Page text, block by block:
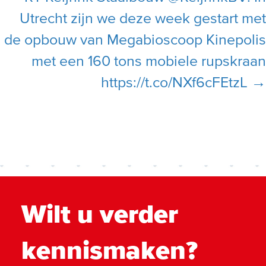
Utrecht zijn we deze week gestart met
de opbouw van Megabioscoop Kinepolis
met een 160 tons mobiele rupskraan
https://t.co/NXf6cFEtzL →
Wilt u verder
kennismaken?